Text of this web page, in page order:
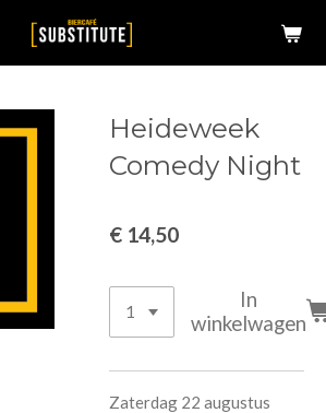
Heideweek
Comedy Night
€ 14,50
In
winkelwagen
Zaterdag 22 augustus